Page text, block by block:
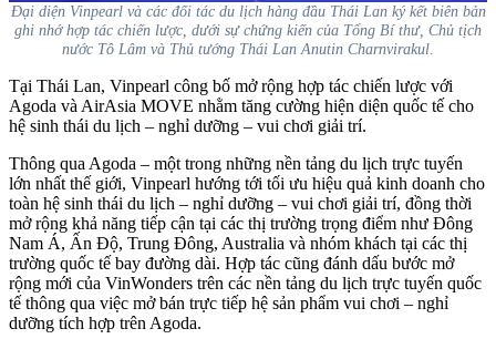
Đại diện Vinpearl và các đối tác du lịch hàng đầu Thái Lan ký kết biên bản
ghi nhớ hợp tác chiến lược, dưới sự chứng kiến của Tổng Bí thư, Chủ tịch
nước Tô Lâm và Thủ tướng Thái Lan Anutin Charnvirakul.
Tại Thái Lan, Vinpearl công bố mở rộng hợp tác chiến lược với
Agoda và AirAsia MOVE nhằm tăng cường hiện diện quốc tế cho
hệ sinh thái du lịch – nghỉ dưỡng – vui chơi giải trí.
Thông qua Agoda – một trong những nền tảng du lịch trực tuyến
lớn nhất thế giới, Vinpearl hướng tới tối ưu hiệu quả kinh doanh cho
toàn hệ sinh thái du lịch – nghỉ dưỡng – vui chơi giải trí, đồng thời
mở rộng khả năng tiếp cận tại các thị trường trọng điểm như Đông
Nam Á, Ấn Độ, Trung Đông, Australia và nhóm khách tại các thị
trường quốc tế bay đường dài. Hợp tác cũng đánh dấu bước mở
rộng mới của VinWonders trên các nền tảng du lịch trực tuyến quốc
tế thông qua việc mở bán trực tiếp hệ sản phẩm vui chơi – nghỉ
dưỡng tích hợp trên Agoda.